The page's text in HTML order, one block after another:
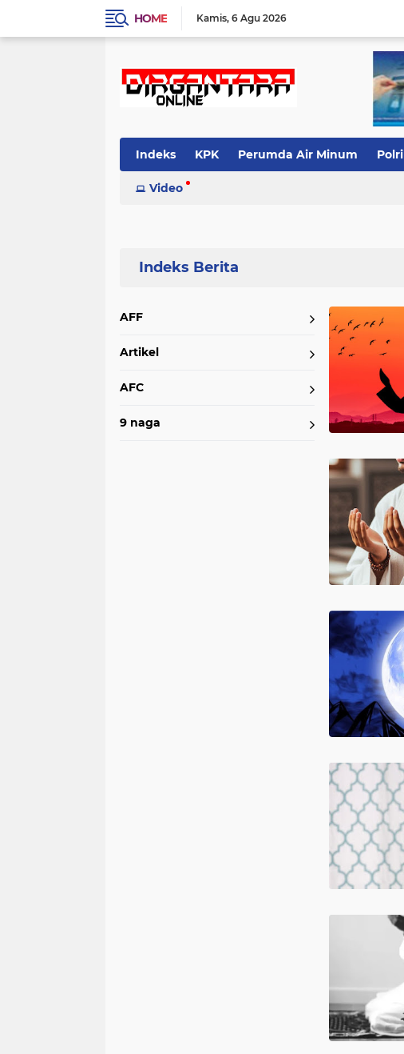
HOME Kamis 6 Agu 2026
Indeks KPK Perumda Air Minum Polri
Video
AFF
Artikel
AFC
9 naga